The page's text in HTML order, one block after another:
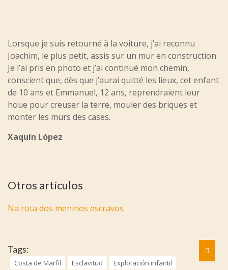
Lorsque je suis retourné à la voiture, j’ai reconnu
Joachim, le plus petit, assis sur un mur en construction.
Je l’ai pris en photo et j’ai continué mon chemin,
conscient que, dès que j’aurai quitté les lieux, cet enfant
de 10 ans et Emmanuel, 12 ans, reprendraient leur
houe pour creuser la terre, mouler des briques et
monter les murs des cases.
Xaquín López
Otros artículos
Na rota dos meninos escravos
Tags:
Costa de Marfil Esclavitud
Explotación infantil